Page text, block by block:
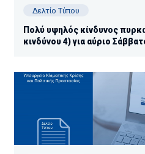
Δελτίο Τύπου
Πολύ υψηλός κίνδυνος
κινδύνου 4) για